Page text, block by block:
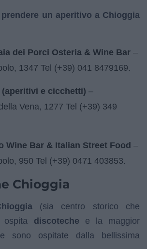
un aperitivo a Chioggia
dei Porci Osteria & Wine Bar –
1347 Tel (+39) 041 8479169.
(aperitivi e cicchetti) –
Vena, 1277 Tel (+39) 349
Wine Bar & Italian Street Food –
950 Tel (+39) 0471 403853.
Chioggia
(sia centro storico che
ospita discoteche e la maggior
sono ospitate dalla bellissima